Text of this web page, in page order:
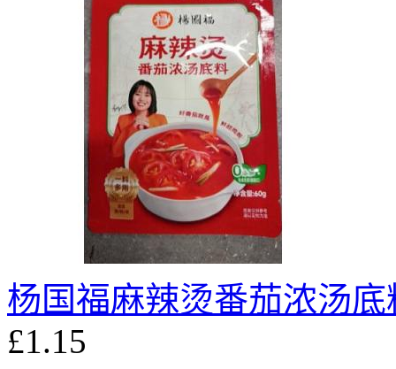
杨国福麻辣烫番茄浓汤底
£1.15